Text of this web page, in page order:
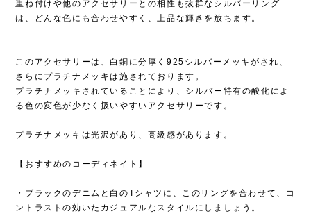
重ね付けや他のアクセサリーとの相性も抜群なシルバーリング
は、どんな色にも合わせやすく、上品な輝きを放ちます。
このアクセサリーは、白銅に分厚く925シルバーメッキがされ、
さらにプラチナメッキは施されております。
プラチナメッキされていることにより、シルバー特有の酸化によ
る色の変色が少なく扱いやすいアクセサリーです。
プラチナメッキは光沢があり、高級感があります。
【おすすめのコーディネイト】
・ブラックのデニムと白のTシャツに、このリングを合わせて、コ
ントラストの効いたカジュアルなスタイルにしましょう。